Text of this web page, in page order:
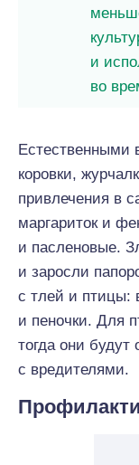
и
во
Естественными
коровки,
привлечения в
маргариток и
и пасленовые.
и заросли
с тлей и птицы:
и пеночки. Для
тогда они будут
с вредителями.